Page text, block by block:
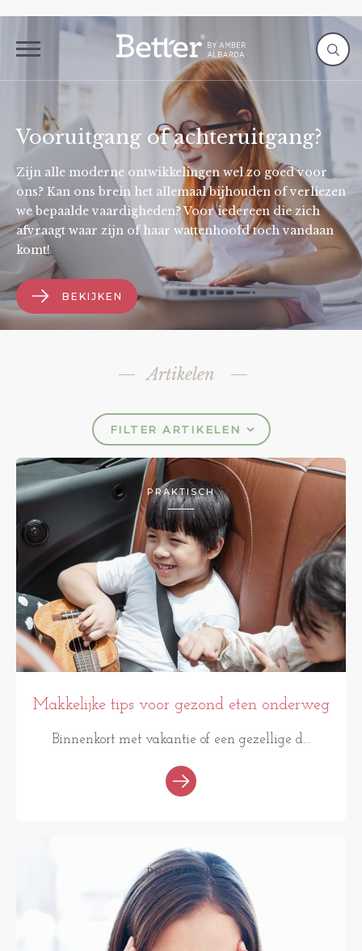
Vooruitgang of achteruitgang?
Zijn alle moderne ontwikkelingen wel zo goed voor
ons? Kan ons brein het allemaal bijhouden of verliezen
we bepaalde vaardigheden? Voor iedereen die zich
afvraagt waar zijn of haar wattenhoofd toch vandaan
komt!
BEKIJKEN
Artikelen
FILTER ARTIKELEN
PRAKTISCH
Makkelijke tips voor gezond eten onderweg
Binnenkort met vakantie of een gezellige d...
PRAKTISCH